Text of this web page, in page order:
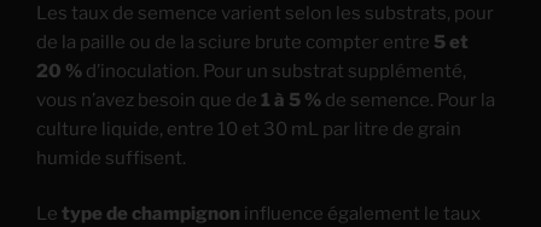
Les taux de semence varient selon les substrats, pour
de la paille ou de la sciure brute compter entre 5 et
20 % d’inoculation. Pour un substrat supplémenté,
vous n’avez besoin que de 1 à 5 % de semence. Pour la
culture liquide, entre 10 et 30 mL par litre de grain
humide suffisent.
Le type de champignon influence également le taux